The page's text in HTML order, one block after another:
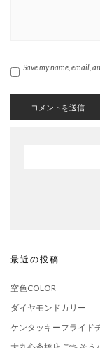
Save my name, email,
最近の投稿
空色COLOR
ダイヤモンドカリー
ケンタッキーフライド